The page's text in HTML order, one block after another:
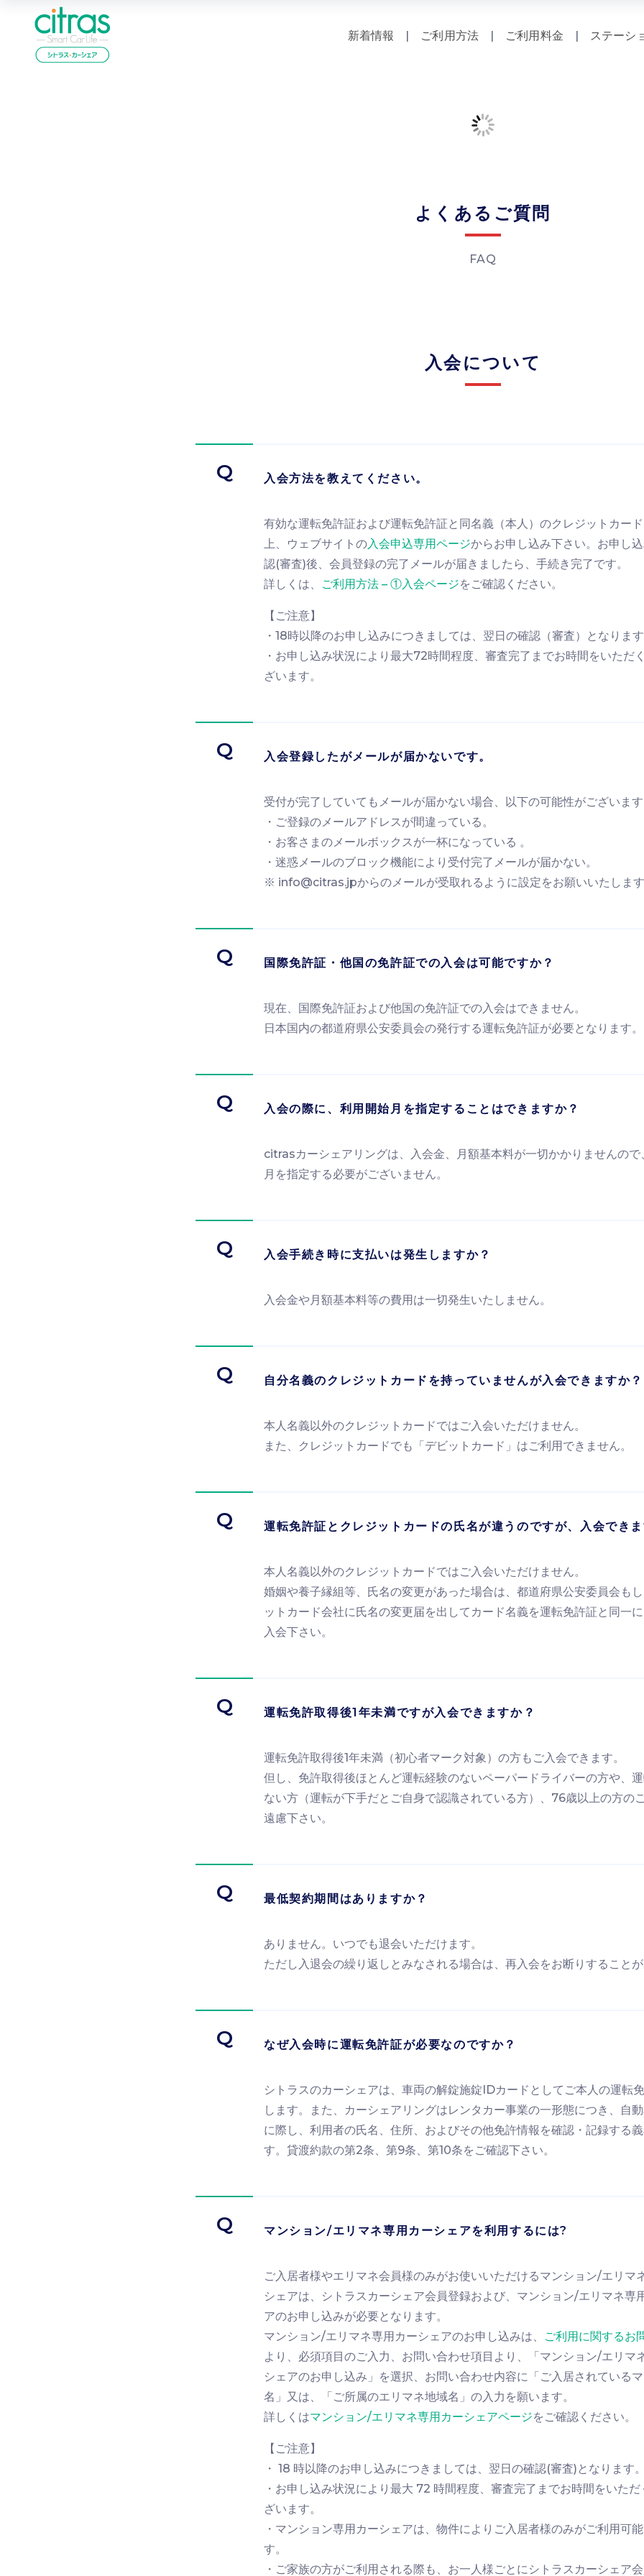
新着情報 | ご利用方法 | ご利用料金 | ステーシ
よくあるご質問
FAQ
入会について
Q 入会方法を教えてください。
有効な運転免許証および運転免許証と同名義（本人）のクレジットカー
上、ウェブサイトの入会申込専用ページからお申し込み下さい。お申し
認(審査)後、会員登録の完了メールが届きましたら、手続き完了です。
詳しくは、
ご利用方法 – ①入会ページをご確認ください。
【ご注意】
・18時以降のお申し込みにつきましては、翌日の確認（審査）となります
・お申し込み状況により最大72時間程度、審査完了までお時間をいただ
ざいます。
Q 入会登録したがメールが届かないです。
受付が完了していてもメールが届かない場合、以下の可能性がございます
・ご登録のメールアドレスが間違っている。
・お客さまのメールボックスが一杯になっている 。
・迷惑メールのブロック機能により受付完了メールが届かない。
※ info@citras.jpからのメールが受取れるように設定をお願いいたします
Q 国際免許証・他国の免許証での入会は可能ですか？
現在、国際免許証および他国の免許証での入会はできません。
日本国内の都道府県公安委員会の発行する運転免許証が必要となります。
Q 入会の際に、利用開始月を指定することはできますか？
citrasカーシェアリングは、入会金、月額基本料が一切かかりませんので
月を指定する必要がございません。
Q 入会手続き時に支払いは発生しますか？
入会金や月額基本料等の費用は一切発生いたしません。
Q 自分名義のクレジットカードを持っていませんが入会できますか？
本人名義以外のクレジットカードではご入会いただけません。
また、クレジットカードでも「デビットカード」はご利用できません。
Q 運転免許証とクレジットカードの氏名が違うのですが、入会できま
本人名義以外のクレジットカードではご入会いただけません。
婚姻や養子縁組等、氏名の変更があった場合は、都道府県公安委員会も
ットカード会社に氏名の変更届を出してカード名義を運転免許証と同一
入会下さい。
Q 運転免許取得後1年未満ですが入会できますか？
運転免許取得後1年未満（初心者マーク対象）の方もご入会できます。
但し、免許取得後ほとんど運転経験のないペーパードライバーの方や、
ない方（運転が下手だとご自身で認識されている方）、76歳以上の方の
遠慮下さい。
Q 最低契約期間はありますか？
ありません。いつでも退会いただけます。
ただし入退会の繰り返しとみなされる場合は、再入会をお断りすることが
Q なぜ入会時に運転免許証が必要なのですか？
シトラスのカーシェアは、車両の解錠施錠IDカードとしてご本人の運転
します。また、カーシェアリングはレンタカー事業の一形態につき、自
に際し、利用者の氏名、住所、およびその他免許情報を確認・記録する
す。貸渡約款の第2条、第9条、第10条をご確認下さい。
Q マンション/エリマネ専用カーシェアを利用するには?
ご入居者様やエリマネ会員様のみがお使いいただけるマンション/エリマ
シェアは、シトラスカーシェア会員登録および、マンション/エリマネ専
アのお申し込みが必要となります。
マンション/エリマネ専用カーシェアのお申し込みは、
ご利用に関するお
より、必須項目のご入力、お問い合わせ項目より、「マンション/エリマ
シェアのお申し込み」を選択、お問い合わせ内容に「ご入居されている
名」又は、「ご所属のエリマネ地域名」の入力を願います。
詳しくはマンション/エリマネ専用カーシェアページをご確認ください。
【ご注意】
・ 18 時以降のお申し込みにつきましては、翌日の確認(審査)となります。
・お申し込み状況により最大 72 時間程度、審査完了までお時間をいた
ざいます。
・マンション専用カーシェアは、物件によりご入居者様のみがご利用可
す。
・ご家族の方がご利用される際も、お一人様ごとにシトラスカーシェア